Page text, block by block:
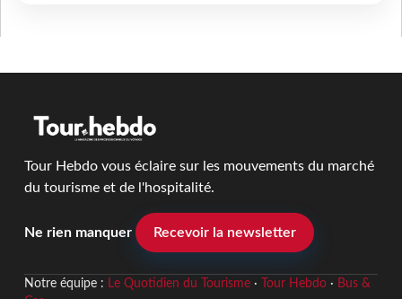
Tour Hebdo vous éclaire sur les mouvements du marché
du tourisme et de l'hospitalité.
Ne rien manquer Recevoir la newsletter
Notre équipe : Le Quotidien du Tourisme· Tour Hebdo· Bus &